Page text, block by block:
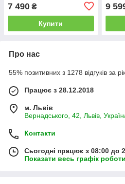
7 490 ₴
Купити
9
Про нас
55% позитивних з 1278 відгуків за
Працює з 28.12.2018
м. Львів
Вернадського, 42, Львів,
Контакти
Сьогодні працює з 08:00 до
Показати весь графік роботи